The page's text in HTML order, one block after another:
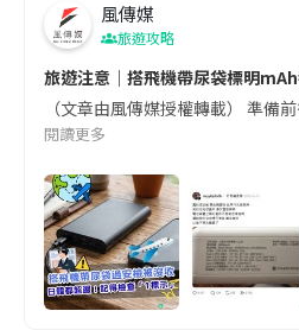
風傳媒
旅遊攻略
旅遊注意｜搭飛機帶尿袋標明
（文章由風傳媒授權轉載） 準
閱讀更多